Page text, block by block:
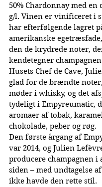
50% Chardonnay med en
g/l. Vinen er vinificeret i
har efterfølgende lagret
amerikanske
den de krydrede noter,
kendetegner
Husets Chef de Cave,
glad for de brændte
møder i whisky, og det
tydeligt i Empyreumatic,
aromaer af tobak,
chokolade, peber og røg.
Den første årgang af
var 2014, og Julien
producere champagnen i
siden – med undtagelse
ikke havde den rette stil.